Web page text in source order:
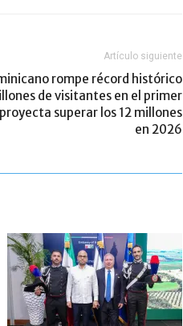
Artículo siguiente
rompe récord histórico
de visitantes en el primer
superar los 12 millones
en 2026